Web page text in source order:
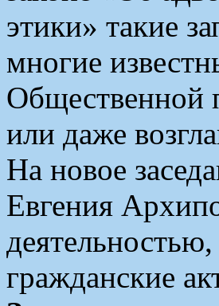
этики» такие
многие
Общественной
или даже
На новое
Евгения
гражданские